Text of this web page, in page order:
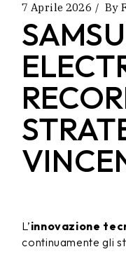
7 Aprile 2026 By
L’innovazione
continuamente gli